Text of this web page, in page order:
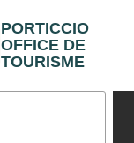
PORTICCIO
OFFICE DE
TOURISME